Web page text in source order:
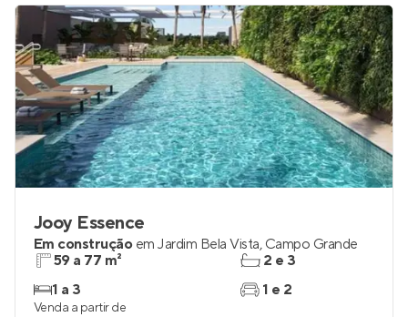
Jooy Essence
Em construção em Jardim Bela Vista, Campo Grande
59 a 77 m²
1 a 3
2 e 3
1 e 2
Venda a partir de